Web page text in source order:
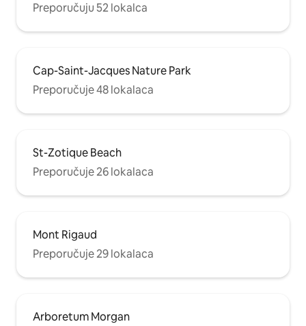
Preporučuju 52 lokalca
Cap-Saint-Jacques Nature Park
Preporučuje 48 lokalaca
St-Zotique Beach
Preporučuje 26 lokalaca
Mont Rigaud
Preporučuje 29 lokalaca
Arboretum Morgan